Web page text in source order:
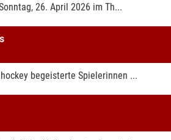
26. April 2026 im Th...
begeisterte Spielerinnen ...